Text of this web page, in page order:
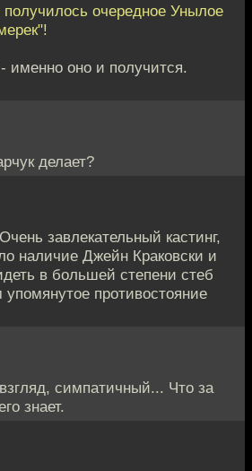
очередное Унылое
именно оно и получится.
делает?
завлекательный кастинг,
наличие Джейн Краковски и
в большей степени стеб
противостояние
симпатичный... Что за
знает.